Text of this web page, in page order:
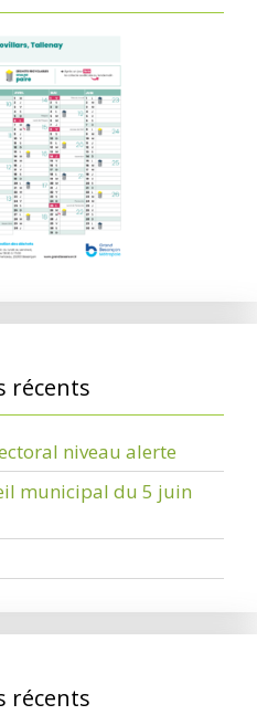
récents
niveau alerte
municipal du 5 juin
récents